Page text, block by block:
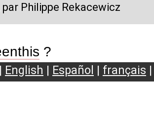
par Philippe Rekacewicz
?
| English | Español | français |